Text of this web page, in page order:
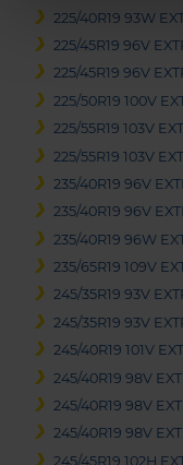
225/40R19 93W
225/45R19 96V
225/45R19 96V
225/50R19 100V
225/55R19 103V
225/55R19 103V
235/40R19 96V
235/40R19 96V
235/40R19 96W
235/65R19 109V
245/35R19 93V
245/35R19 93V
245/40R19 101V
245/40R19 98V
245/40R19 98V
245/40R19 98V
245/45R19 102H